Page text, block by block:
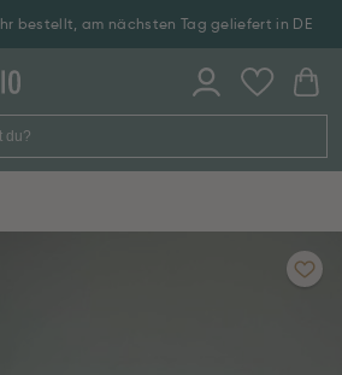
bestellt, am nächsten Tag geliefert in DE